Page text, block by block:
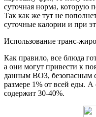
суточная норма, которую
Так как же тут не
суточные калории и при
Использование транс-
Как правило, все блюда
а они могут привести к
данным ВОЗ, безопасным
размере 1% от всей еды.
содержит 30-40%.